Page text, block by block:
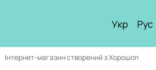
Укр Рус
Інтернет-магазин створений з Хорошоп